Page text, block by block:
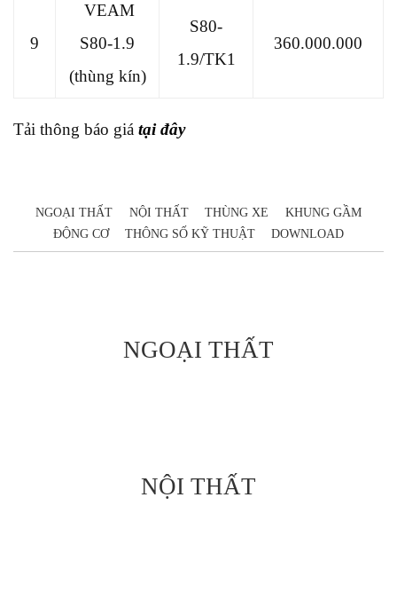
9
VEAM
S80-1.9
(thùng kín)
S80-
1.9/TK1
360.000.000
Tải thông báo giá tại đây
NGOẠI THẤT NỘI THẤT THÙNG XE
KHUNG GẦM
ĐỘNG CƠ
THÔNG SỐ KỸ THUẬT DOWNLOAD
NGOẠI THẤT
NỘI THẤT